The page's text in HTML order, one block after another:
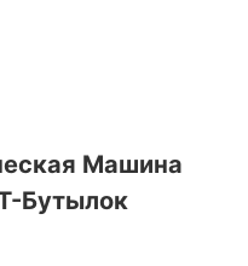
Машина
Бутылок